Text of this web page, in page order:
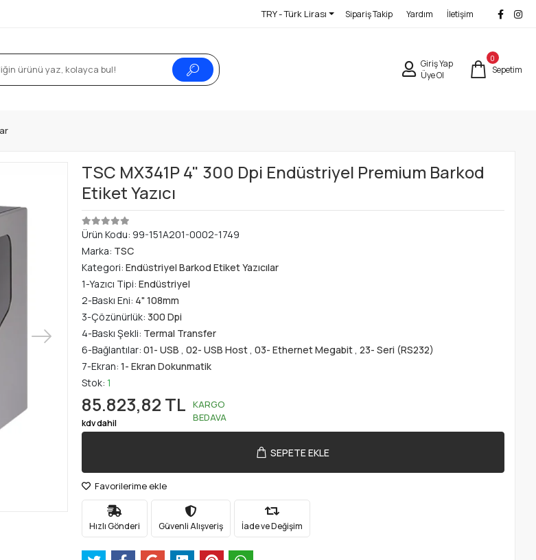
TRY - Türk Lirası Sipariş Takip Yardım İletişim
Giriş Yap
Üye Ol
0
Sepetim
TSC MX341P 4" 300 Dpi Endüstriyel Premium Barkod
Etiket Yazıcı
Ürün Kodu: 99-151A201-0002-1749
Marka: TSC
Kategori: Endüstriyel Barkod Etiket Yazıcılar
1-Yazıcı Tipi: Endüstriyel
2-Baskı Eni: 4" 108mm
3-Çözünürlük: 300 Dpi
4-Baskı Şekli: Termal Transfer
6-Bağlantılar: 01- USB , 02- USB Host, 03- Ethernet Megabit, 23- Seri (RS232)
7-Ekran: 1- Ekran Dokunmatik
Stok: 1
85.823,82 TL
kdv dahil
KARGO
BEDAVA
SEPETE EKLE
Favorilerime ekle
Hızlı Gönderi Güvenli Alışveriş İade ve Değişim